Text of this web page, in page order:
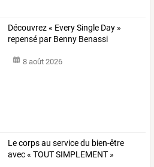
Découvrez« EverySingle Day »
repensé par Benny Benassi
8 août 2026
Le corps au service du bien-être
avec « TOUT SIMPLEMENT »